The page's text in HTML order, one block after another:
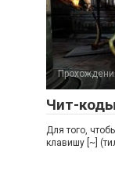
Чит-
Для того,
клавишу [~]